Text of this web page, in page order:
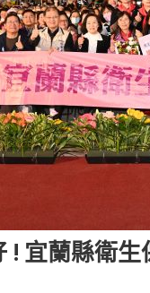
! 宜蘭縣衛